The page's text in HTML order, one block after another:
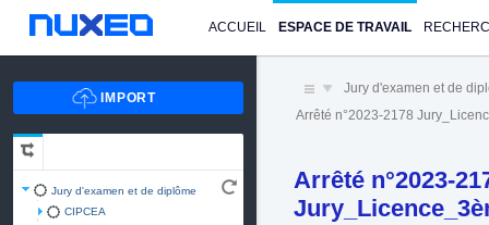
ACCUEIL ESPACE DE TRAVAIL
Jury d'examen et de diplôme
CIPCEA
Jury d'examen et de
Arrêté n°2023-2178
Arrêté n°2023-